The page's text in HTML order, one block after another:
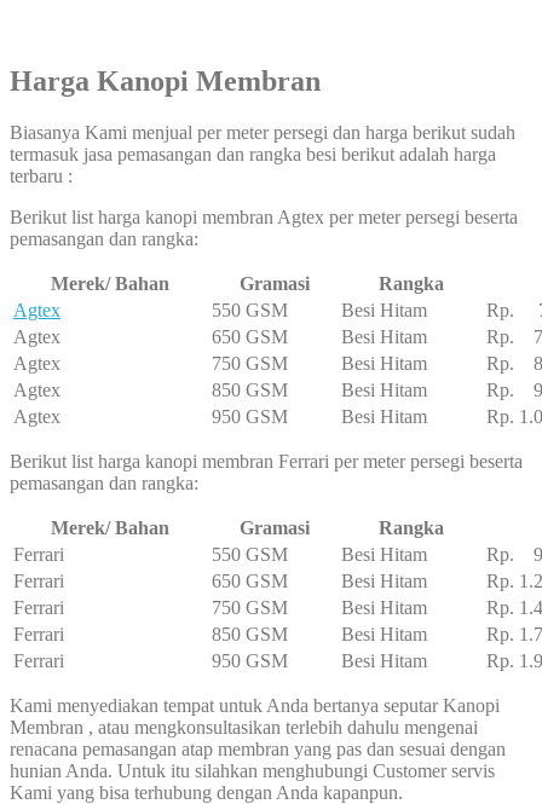
Harga Kanopi Membran
Biasanya Kami menjual per meter persegi dan harga berikut sudah
termasuk jasa pemasangan dan rangka besi berikut adalah harga
terbaru :
Berikut list harga kanopi membran Agtex per meter persegi beserta
pemasangan dan rangka:
Merek/ Bahan Gramasi
Rangka
Agtex
550 GSM Besi Hitam
Rp.
Agtex
650 GSM Besi Hitam
Rp.
Agtex
750 GSM Besi Hitam
Rp.
Agtex
850 GSM Besi Hitam
Rp.
Agtex
950 GSM Besi Hitam Rp.
Berikut list harga kanopi membran Ferrari per meter persegi beserta
pemasangan dan rangka:
Merek/ Bahan Gramasi
Rangka
Ferrari
550 GSM Besi Hitam
Rp.
Ferrari
650 GSM Besi Hitam
Rp.
Ferrari
750 GSM Besi Hitam
Rp.
Ferrari
850 GSM Besi Hitam
Rp.
Ferrari
950 GSM Besi Hitam Rp.
Kami menyediakan tempat untuk Anda bertanya seputar Kanopi
Membran , atau mengkonsultasikan terlebih dahulu mengenai
renacana pemasangan atap membran yang pas dan sesuai dengan
hunian Anda. Untuk itu silahkan menghubungi Customer servis
Kami yang bisa terhubung dengan Anda kapanpun.